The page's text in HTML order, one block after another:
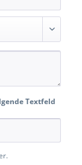
Textfeld